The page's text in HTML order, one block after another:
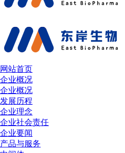
网站首页
企业概况
企业概况
发展历程
企业理念
企业社会责任
企业要闻
产品与服务